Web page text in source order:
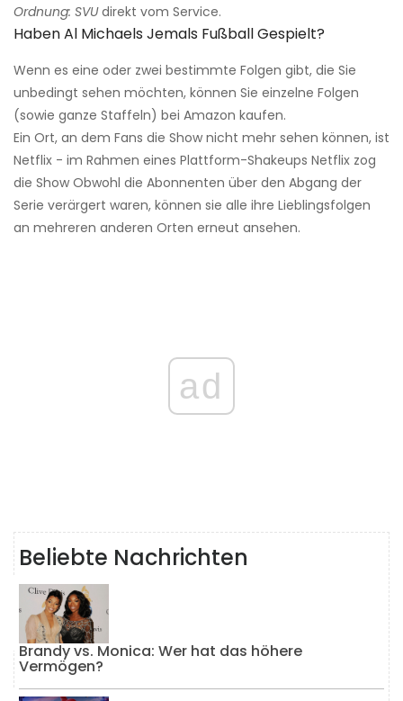
Ordnung: SVUdirekt vom Service.
Haben Al Michaels Jemals Fußball Gespielt?
Wenn es eine oder zwei bestimmte Folgen gibt, die Sie
unbedingt sehen möchten, können Sie einzelne Folgen
(sowie ganze Staffeln) bei Amazon kaufen.
Ein Ort, an dem Fans die Show nicht mehr sehen können, ist
Netflix - im Rahmen eines Plattform-Shakeups Netflix zog
die Show Obwohl die Abonnenten über den Abgang der
Serie verärgert waren, können sie alle ihre Lieblingsfolgen
an mehreren anderen Orten erneut ansehen.
ad
Beliebte Nachrichten
Brandy vs. Monica: Wer hat das höhere
Vermögen?